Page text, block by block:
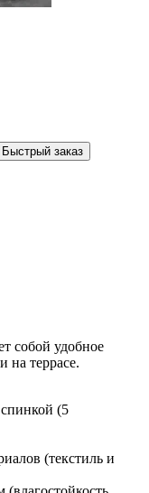
Быстрый заказ
собой удобное
на террасе.
(5
(текстиль и